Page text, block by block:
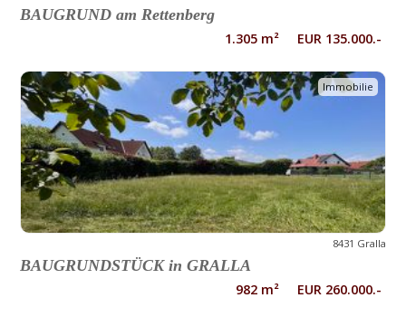
BAUGRUND am Rettenberg
1.305 m² EUR 135.000.-
Immobilie
8431 Gralla
BAUGRUNDSTÜCK in GRALLA
982 m² EUR 260.000.-